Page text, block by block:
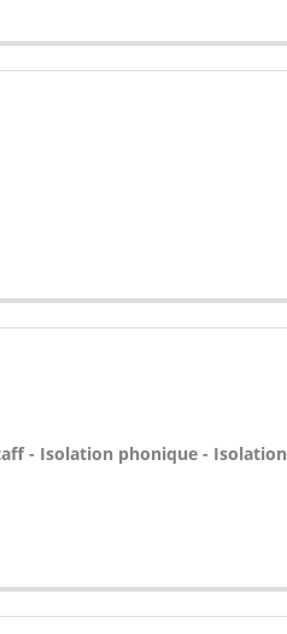
- Isolation phonique - Isolation